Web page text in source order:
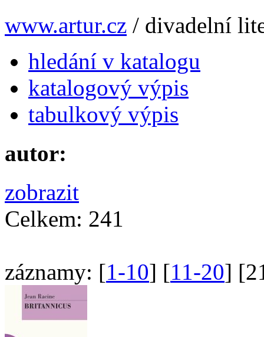
www.artur.cz / divadelní
hledání v katalogu
katalogový výpis
tabulkový výpis
autor:
zobrazit
Celkem: 241
záznamy: [1-10] [11-20] [